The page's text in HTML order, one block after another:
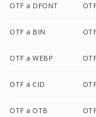
OTF a DFONT
OTF a BIN
OTF a WEBP
OTF a CID
OTF a OTB